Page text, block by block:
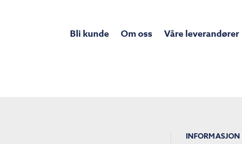
Bli kunde Om oss Våre leverandører
INFORMASJON